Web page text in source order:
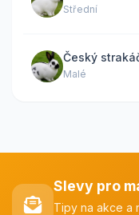
Střední
Český
Malé
Slevy pro
Tipy na akce a